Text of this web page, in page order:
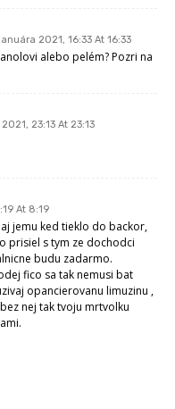
2021, 16:33 At 16:33
alebo pelém? Pozri na
23:13 At 23:13
At 8:19
jemu ked tieklo do backor,
prisiel s tym ze dochodci
budu zadarmo.
fico sa tak nemusi bat
opancierovanu limuzinu ,
nej tak tvoju mrtvolku